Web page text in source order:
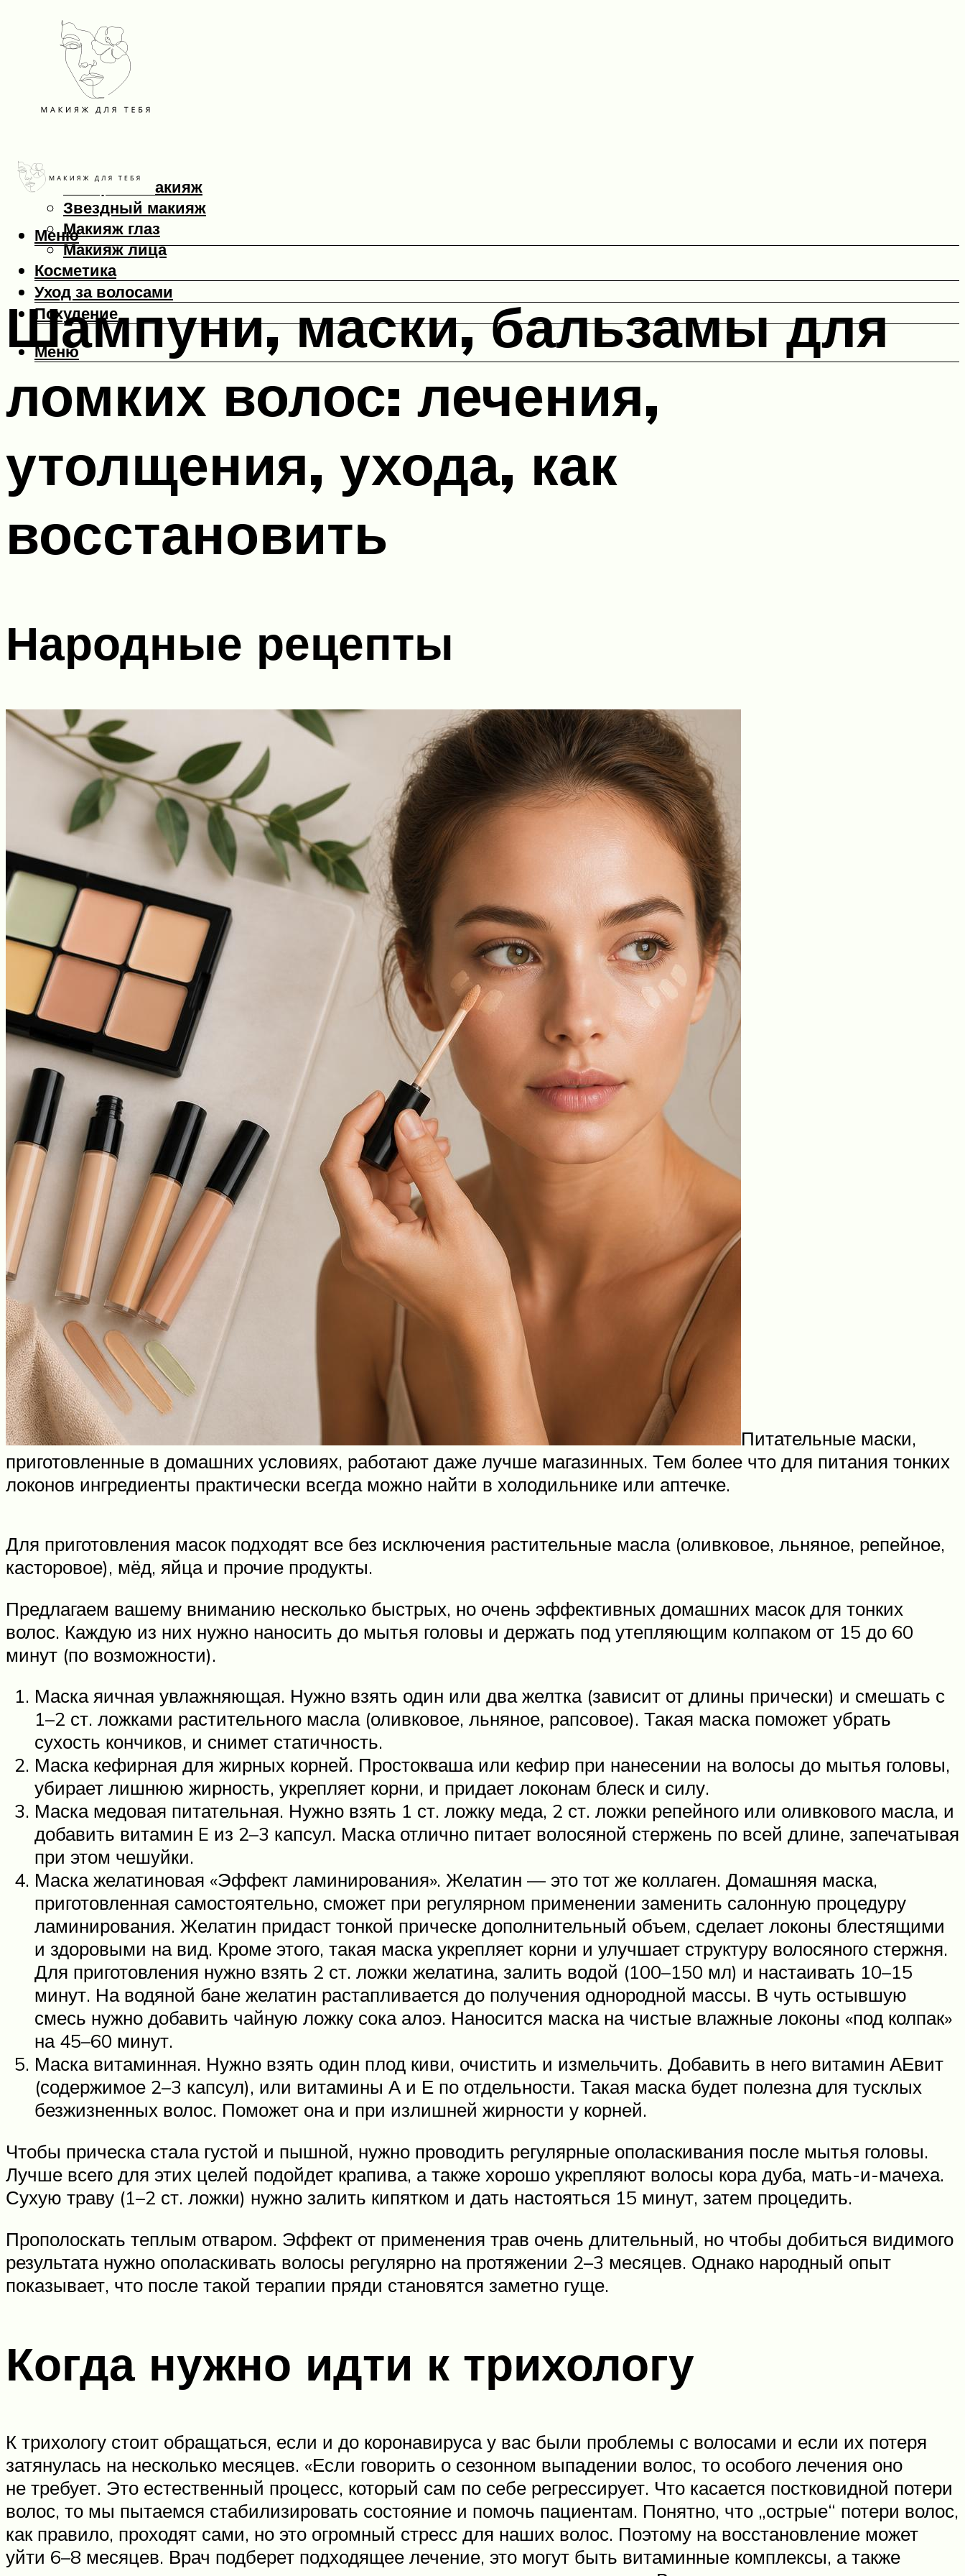
Макияж
Вечерний макияж
Звездный макияж
Макияж глаз
Макияж лица
Косметика
Уход за волосами
Похудение
Меню
Меню
Шампуни, маски, бальзамы для
ломких волос: лечения,
утолщения, ухода, как
восстановить
Народные рецепты
Питательные маски,
приготовленные в домашних условиях, работают даже лучше магазинных. Тем более что для питания тонких
локонов ингредиенты практически всегда можно найти в холодильнике или аптечке.
Для приготовления масок подходят все без исключения растительные масла (оливковое, льняное, репейное,
касторовое), мёд, яйца и прочие продукты.
Предлагаем вашему вниманию несколько быстрых, но очень эффективных домашних масок для тонких
волос. Каждую из них нужно наносить до мытья головы и держать под утепляющим колпаком от 15 до 60
минут (по возможности).
Маска яичная увлажняющая. Нужно взять один или два желтка (зависит от длины прически) и смешать с
1–2 ст. ложками растительного масла (оливковое, льняное, рапсовое). Такая маска поможет убрать
сухость кончиков, и снимет статичность.
Маска кефирная для жирных корней. Простокваша или кефир при нанесении на волосы до мытья головы,
убирает лишнюю жирность, укрепляет корни, и придает локонам блеск и силу.
Маска медовая питательная. Нужно взять 1 ст. ложку меда, 2 ст. ложки репейного или оливкового масла, и
добавить витамин E из 2–3 капсул. Маска отлично питает волосяной стержень по всей длине, запечатывая
при этом чешуйки.
Маска желатиновая «Эффект ламинирования». Желатин — это тот же коллаген. Домашняя маска,
приготовленная самостоятельно, сможет при регулярном применении заменить салонную процедуру
ламинирования. Желатин придаст тонкой прическе дополнительный объем, сделает локоны блестящими
и здоровыми на вид. Кроме этого, такая маска укрепляет корни и улучшает структуру волосяного стержня.
Для приготовления нужно взять 2 ст. ложки желатина, залить водой (100–150 мл) и настаивать 10–15
минут. На водяной бане желатин растапливается до получения однородной массы. В чуть остывшую
смесь нужно добавить чайную ложку сока алоэ. Наносится маска на чистые влажные локоны «под колпак»
на 45–60 минут.
Маска витаминная. Нужно взять один плод киви, очистить и измельчить. Добавить в него витамин АЕвит
(содержимое 2–3 капсул), или витамины А и Е по отдельности. Такая маска будет полезна для тусклых
безжизненных волос. Поможет она и при излишней жирности у корней.
Чтобы прическа стала густой и пышной, нужно проводить регулярные ополаскивания после мытья головы.
Лучше всего для этих целей подойдет крапива, а также хорошо укрепляют волосы кора дуба, мать-и-мачеха.
Сухую траву (1–2 ст. ложки) нужно залить кипятком и дать настояться 15 минут, затем процедить.
Прополоскать теплым отваром. Эффект от применения трав очень длительный, но чтобы добиться видимого
результата нужно ополаскивать волосы регулярно на протяжении 2–3 месяцев. Однако народный опыт
показывает, что после такой терапии пряди становятся заметно гуще.
Когда нужно идти к трихологу
К трихологу стоит обращаться, если и до коронавируса у вас были проблемы с волосами и если их потеря
затянулась на несколько месяцев. «Если говорить о сезонном выпадении волос, то особого лечения оно
не требует. Это естественный процесс, который сам по себе регрессирует. Что касается постковидной потери
волос, то мы пытаемся стабилизировать состояние и помочь пациентам. Понятно, что „острые“ потери волос,
как правило, проходят сами, но это огромный стресс для наших волос. Поэтому на восстановление может
уйти 6–8 месяцев. Врач подберет подходящее лечение, это могут быть витаминные комплексы, а также